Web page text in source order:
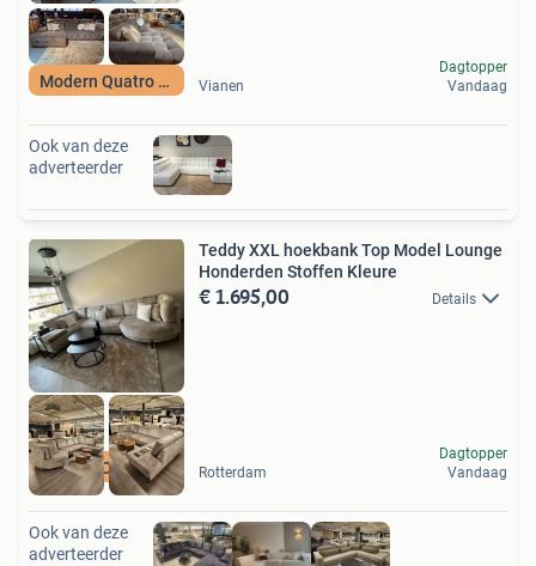
Modern Quatro bank Vianen
Dagtopper
Vandaag
Ook van deze
adverteerder
VELOURS
Teddy XXL hoekbank Top Model Lounge
Honderden Stoffen Kleure
€ 1.695,00 Details
Rotterdam
Dagtopper
Vandaag
Ook van deze
adverteerder